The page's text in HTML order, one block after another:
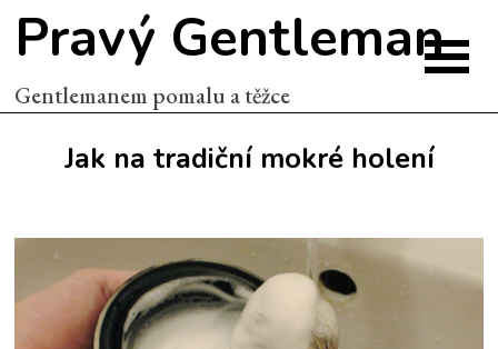
Pravý Gentleman
Gentlemanem pomalu a těžce
Jak na tradiční mokré holení